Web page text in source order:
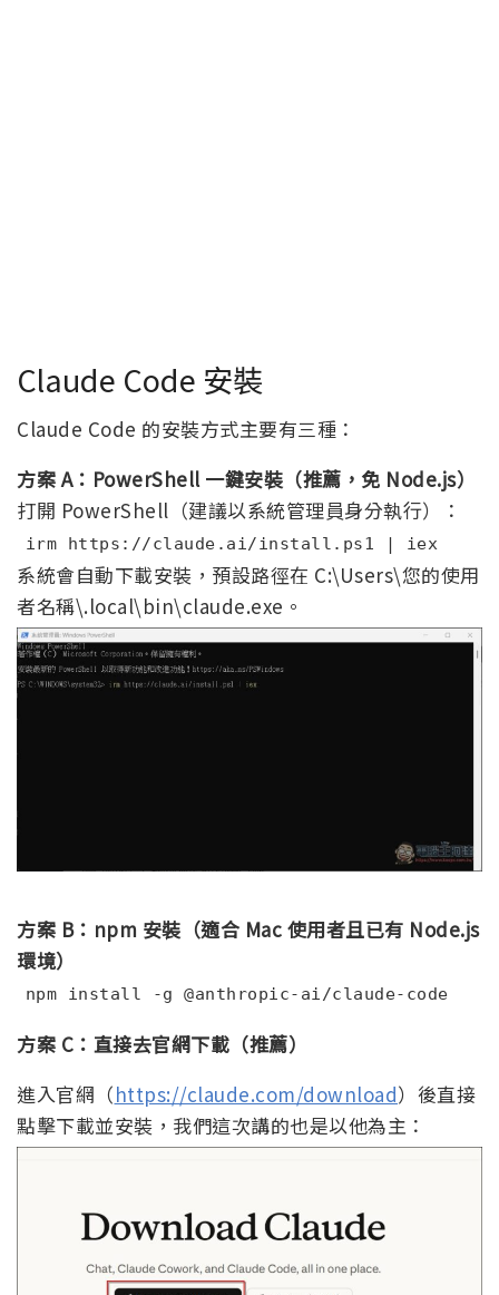
Claude Code 安裝
Claude Code 的安裝方式主要有三種：
方案 A：PowerShell 一鍵安裝（推薦，免 Node.js）
打開 PowerShell（建議以系統管理員身分執行）：
irm https://claude.ai/install.ps1 | iex
系統會自動下載安裝，預設路徑在 C:\Users\您的使用
者名稱\.local\bin\claude.exe。
方案 B：npm 安裝（適合 Mac 使用者且已有 Node.js
環境）
npm install -g @anthropic-ai/claude-code
方案 C：直接去官網下載（推薦）
進入官網（https://claude.com/download）後直接
點擊下載並安裝，我們這次講的也是以他為主：